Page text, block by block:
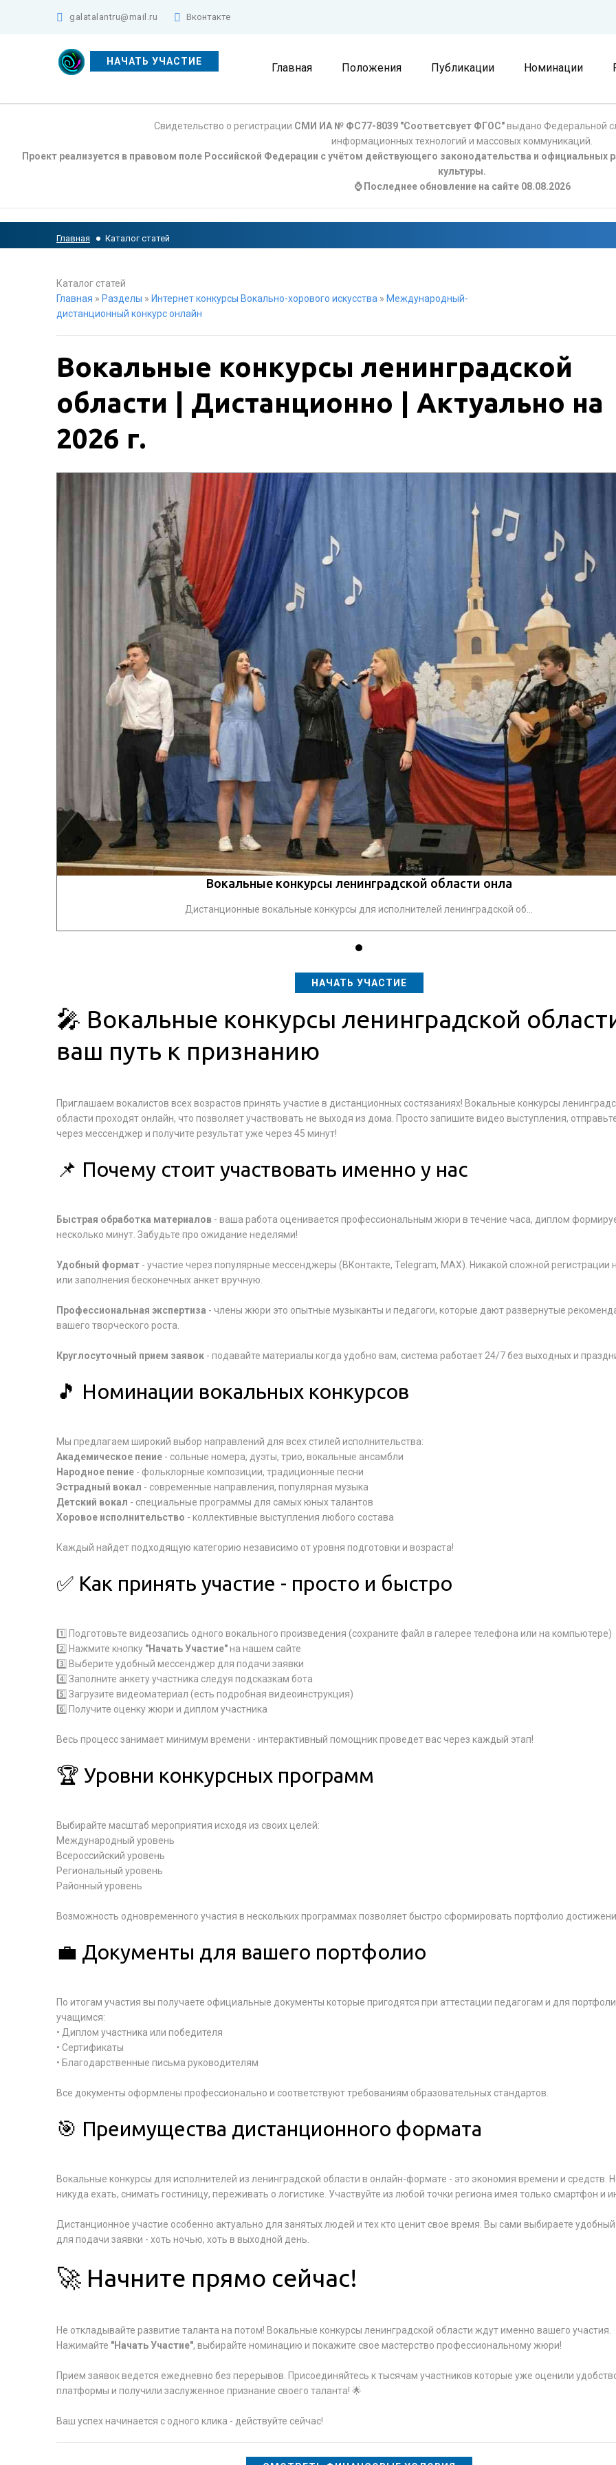
galatalantru@mail.ru Вконтакте
НАЧАТЬ УЧАСТИЕ
Главная Положения Публикации Номинации
Свидетельство о регистрации СМИ ИА № ФС77-8039 "Соответсвует ФГОС"выдано Федеральной
информационных технологий и массовых коммуникаций.
Проект реализуется в правовом поле Российской Федерации с учётом действующего законодательства и официальных
культуры.
⌚ Последнее обновление на сайте 08.08.2026
Главная Каталог статей
Каталог статей
Главная » Разделы » Интернет конкурсы Вокально-хорового искусства » Международный-
дистанционный конкурс онлайн
Вокальные конкурсы ленинградской
области | Дистанционно | Актуально на
2026 г.
Вокальные конкурсы ленинградской области онла
Дистанционные вокальные конкурсы для исполнителей ленинградской об...
НАЧАТЬ УЧАСТИЕ
🎤 Вокальные конкурсы ленинградской
ваш путь к признанию
Приглашаем вокалистов всех возрастов принять участие в дистанционных состязаниях! Вокальные конкурсы
области проходят онлайн, что позволяет участвовать не выходя из дома. Просто запишите видео выступления,
через мессенджер и получите результат уже через 45 минут!
📌 Почему стоит участвовать именно у нас
Быстрая обработка материалов - ваша работа оценивается профессиональным жюри в течение часа, диплом
несколько минут. Забудьте про ожидание неделями!
Удобный формат - участие через популярные мессенджеры (ВКонтакте, Telegram, MAX). Никакой сложной регистрации
или заполнения бесконечных анкет вручную.
Профессиональная экспертиза - члены жюри это опытные музыканты и педагоги, которые дают развернутые
вашего творческого роста.
Круглосуточный прием заявок - подавайте материалы когда удобно вам, система работает 24/7 без выходных и
🎵 Номинации вокальных конкурсов
Мы предлагаем широкий выбор направлений для всех стилей исполнительства:
Академическое пение - сольные номера, дуэты, трио, вокальные ансамбли
Народное пение - фольклорные композиции, традиционные песни
Эстрадный вокал - современные направления, популярная музыка
Детский вокал - специальные программы для самых юных талантов
Хоровое исполнительство - коллективные выступления любого состава
Каждый найдет подходящую категорию независимо от уровня подготовки и возраста!
✅ Как принять участие - просто и быстро
1️⃣ Подготовьте видеозапись одного вокального произведения (сохраните файл в галерее телефона или на компьютере)
2️⃣ Нажмите кнопку "Начать Участие"на нашем сайте
3️⃣ Выберите удобный мессенджер для подачи заявки
4️⃣ Заполните анкету участника следуя подсказкам бота
5️⃣ Загрузите видеоматериал (есть подробная видеоинструкция)
6️⃣ Получите оценку жюри и диплом участника
Весь процесс занимает минимум времени - интерактивный помощник проведет вас через каждый этап!
🏆 Уровни конкурсных программ
Выбирайте масштаб мероприятия исходя из своих целей:
Международный уровень
Всероссийский уровень
Региональный уровень
Районный уровень
Возможность одновременного участия в нескольких программах позволяет быстро сформировать портфолио
💼 Документы для вашего портфолио
По итогам участия вы получаете официальные документы которые пригодятся при аттестации педагогам и для
учащимся:
• Диплом участника или победителя
• Сертификаты
• Благодарственные письма руководителям
Все документы оформлены профессионально и соответствуют требованиям образовательных стандартов.
🎯 Преимущества дистанционного формата
Вокальные конкурсы для исполнителей из ленинградской области в онлайн-формате - это экономия времени и средств.
никуда ехать, снимать гостиницу, переживать о логистике. Участвуйте из любой точки региона имея только смартфон и
Дистанционное участие особенно актуально для занятых людей и тех кто ценит свое время. Вы сами выбираете
для подачи заявки - хоть ночью, хоть в выходной день.
🚀 Начните прямо сейчас!
Не откладывайте развитие таланта на потом! Вокальные конкурсы ленинградской области ждут именно вашего участия.
Нажимайте "Начать Участие", выбирайте номинацию и покажите свое мастерство профессиональному жюри!
Прием заявок ведется ежедневно без перерывов. Присоединяйтесь к тысячам участников которые уже оценили
платформы и получили заслуженное признание своего таланта! 🌟
Ваш успех начинается с одного клика - действуйте сейчас!